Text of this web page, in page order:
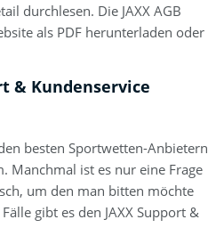
durchlesen. Die JAXX AGB
als PDF herunterladen oder
& Kundenservice
besten Sportwetten-Anbietern
Manchmal ist es nur eine Frage
um den man bitten möchte
gibt es den JAXX Support &